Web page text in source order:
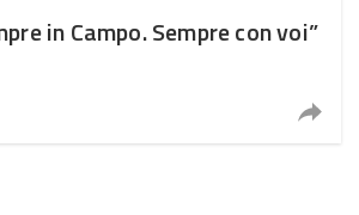
in Campo. Sempre con voi”